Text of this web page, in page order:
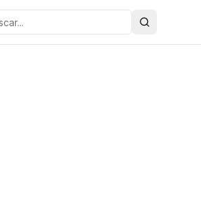
Buscar